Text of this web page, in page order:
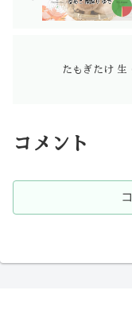
たもぎたけ 生
コメント